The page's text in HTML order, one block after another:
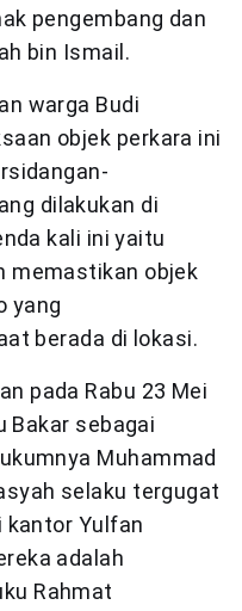
pengembang dan
bin Ismail.
warga Budi
objek perkara ini
dilakukan di
kali ini yaitu
memastikan objek
yang
berada di lokasi.
pada Rabu 23 Mei
Bakar sebagai
Muhammad
selaku tergugat
kantor Yulfan
adalah
Rahmat